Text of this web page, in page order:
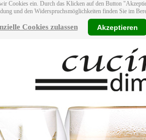
Cookies ein. Durch das Klicken auf den Button
und den Widerspruchsmöglichkeiten finden Sie im
Cookies zulassen Akzeptieren